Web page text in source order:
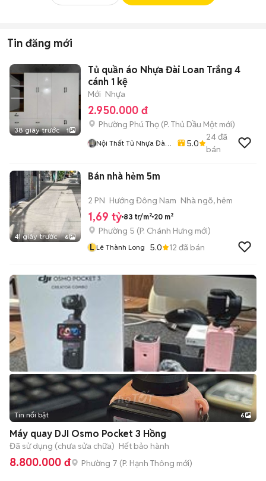
Tin đăng mới
38 giây trước 1
Tủ quần áo Nhựa Đài Loan Trắng 4
cánh 1 kệ
Mới Nhựa
2.950.000 đ
Phường Phú Thọ (P. Thủ Dầu Một mới)
Nội Thất Tủ Nhựa Đài
5.0
24đã
bán
41 giây trước 6
Bán nhà hẻm 5m
2 PN Hướng Đông Nam Nhà ngõ, hẻm
1,69 tỷ 83 tr/m² 20 m²
Phường 5 (P. Chánh Hưng mới)
L Lê Thành Long 5.0 12 đã bán
+2
Tin nổi bật 6
Máy quay DJI Osmo Pocket 3 Hồng
Đã sử dụng (chưa sửa chữa) Hết bảo hành
8.800.000 đ Phường 7 (P. Hạnh Thông mới)